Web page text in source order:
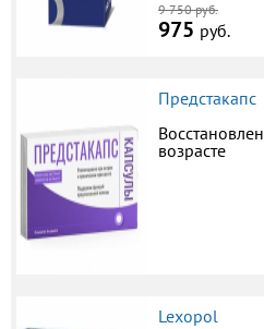
9 750 руб.
975 руб.
Предстакапс
возрасте
Lexopol